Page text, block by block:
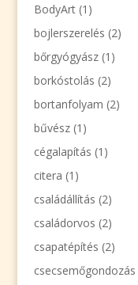
BodyArt(1)
bojlerszerelés (2)
bőrgyógyász(1)
borkóstolás (2)
bortanfolyam (2)
bűvész(1)
cégalapítás (1)
citera (1)
családállítás (2)
családorvos (2)
csapatépítés (2)
csecsemőgondozás